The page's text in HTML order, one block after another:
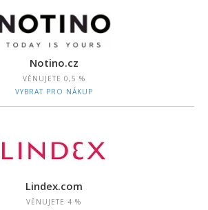
Notino.cz
VĚNUJETE 0,5 %
VYBRAT PRO NÁKUP
Lindex.com
VĚNUJETE 4 %